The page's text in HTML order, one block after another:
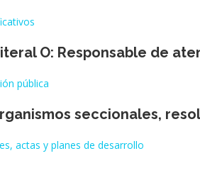
O: Responsable de
pública
seccionales,
actas y planes de desarrollo